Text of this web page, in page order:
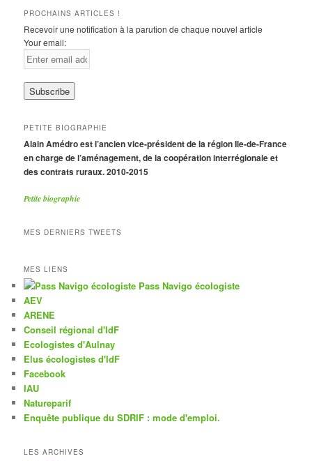
PROCHAINS ARTICLES !
Recevoir une notification à la parution de chaque nouvel article
Your email:
PETITE BIOGRAPHIE
Alain Amédro est l’ancien vice-président de la région Ile-de-France
en charge de l’aménagement, de la coopération interrégionale et
des contrats ruraux. 2010-2015
Petite biographie
MES DERNIERS TWEETS
MES LIENS
Pass Navigo écologiste
AEV
ARENE
Conseil régional d'IdF
Ecologistes d'Aulnay
Elus écologistes d'IdF
Facebook
IAU
Natureparif
Enquête publique du SDRIF : mode d'emploi.
LES ARCHIVES